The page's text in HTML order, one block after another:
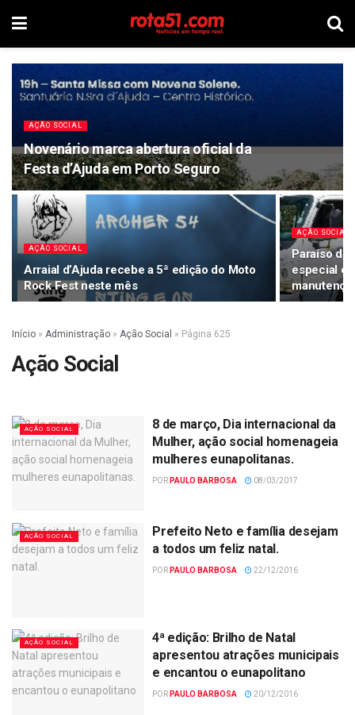
AÇÃO SOCIAL
Novenário marca abertura oficial da
Festa d’Ajuda em Porto Seguro
AÇÃO SOCIAL
Arraial d’Ajuda recebe a 5ª edição do Moto
Rock Fest neste mês
AÇÃO SOCIAL
Paraíso
especial e
Início » Administração » Ação Social » Página 625
Ação Social
AÇÃO SOCIAL
8 de março, Dia internacional da
Mulher, ação social homenageia
mulheres eunapolitanas.
POR PAULO BARBOSA 08/03/2017
AÇÃO SOCIAL
Prefeito Neto e família desejam
a todos um feliz natal.
POR PAULO BARBOSA 22/12/2016
AÇÃO SOCIAL
4ª edição: Brilho de Natal
apresentou atrações municipais
e encantou o eunapolitano
POR PAULO BARBOSA 20/12/2016